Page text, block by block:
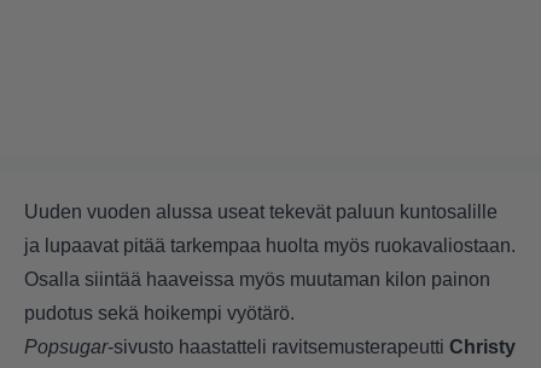
Uuden vuoden alussa useat tekevät paluun kuntosalille
ja lupaavat pitää tarkempaa huolta myös ruokavaliostaan.
Osalla siintää haaveissa myös muutaman kilon painon
pudotus sekä hoikempi vyötärö.
Popsugar-sivusto haastatteli ravitsemusterapeutti Christy